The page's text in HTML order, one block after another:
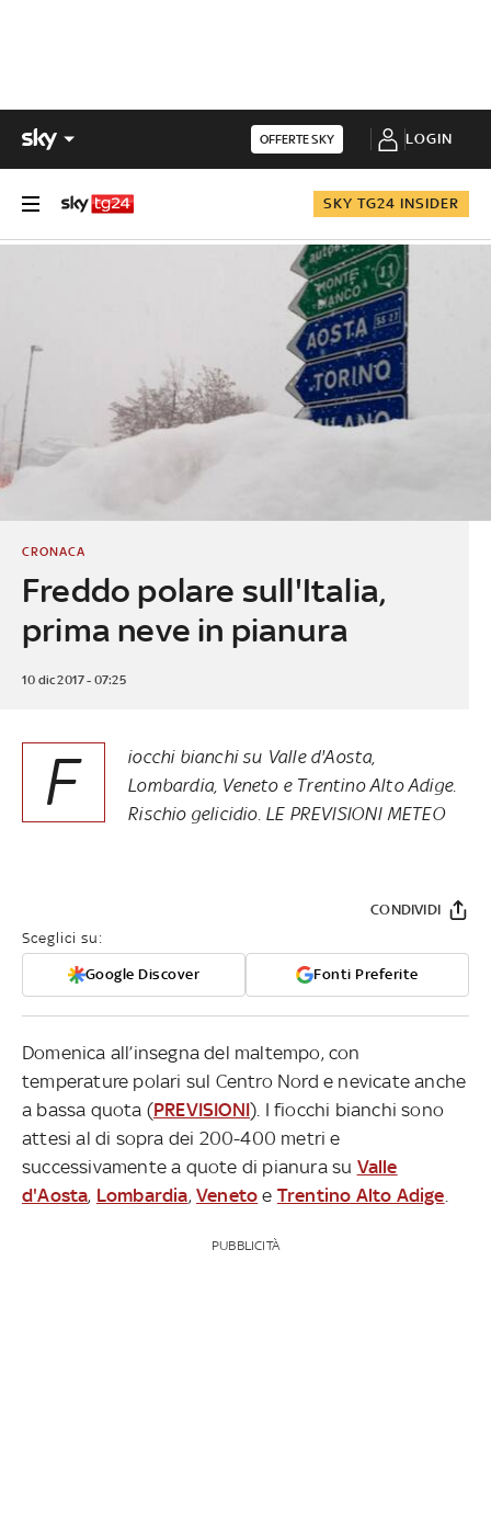
OFFERTE SKY LOGIN
SKY TG24 INSIDER
Freddo polare sull'Italia,
prima neve in pianura
CRONACA
10 dic 2017 - 07:25
F
iocchi bianchi su Valle d'Aosta,
Lombardia, Veneto e Trentino Alto Adige.
Rischio gelicidio. LE PREVISIONI METEO
Sceglici su:
Google Discover Fonti Preferite
CONDIVIDI
Domenica all’insegna del maltempo, con
temperature polari sul Centro Nord e nevicate anche
a bassa quota (PREVISIONI). I fiocchi bianchi sono
attesi al di sopra dei 200-400 metri e
successivamente a quote di pianura su Valle
d'Aosta, Lombardia,Veneto e Trentino Alto Adige
PUBBLICITÀ